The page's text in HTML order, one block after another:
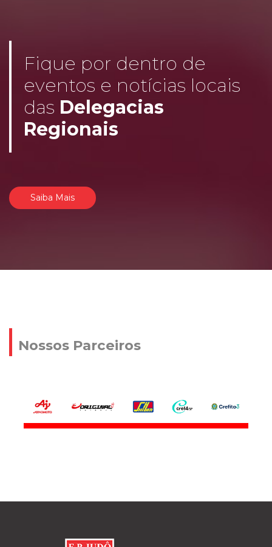
Fique por dentro de
eventos e notícias locais
das Delegacias
Regionais
Saiba Mais
Nossos Parceiros